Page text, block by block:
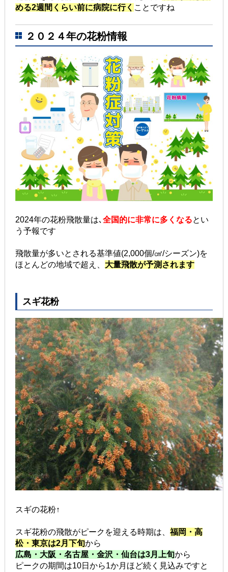
める2週間くらい前に病院に行く ことですね
２０２４年の花粉情報
2024年の花粉飛散量は､ 全国的に非常に多くなるとい
う予報です
飛散量が多いとされる基準値(2,000個/㎠/シーズン)を
ほとんどの地域で超え、 大量飛散が予測されます
スギ花粉
スギの花粉↑
スギ花粉の飛散がピークを迎える時期は、福岡 ・高
松・東京は2月下旬から
広島・大阪・名古屋・金沢・仙台は3月上旬から
ピークの期間は10日から1か月ほど続く見込みですと